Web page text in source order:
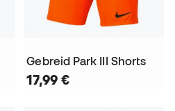
Gebreid Park III Shorts
17,99 €